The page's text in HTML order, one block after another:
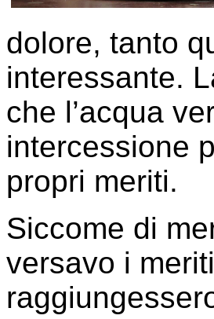
dolore, tanto
interessante.
che l’acqua
intercessione
propri meriti.
Siccome di
versavo i